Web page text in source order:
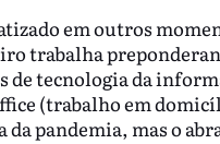
em outros
trabalha
tecnologia da
(trabalho em
pandemia, mas o